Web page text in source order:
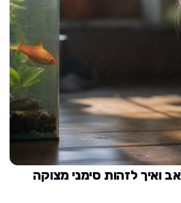
ואיך לזהות סימני מצוקה